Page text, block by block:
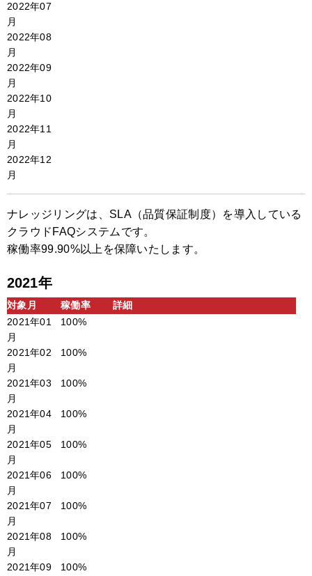
2022年07
月
2022年08
月
2022年09
月
2022年10
月
2022年11
月
2022年12
月
ナレッジリングは、SLA（品質保証制度）を導入している
クラウドFAQシステムです。
稼働率99.90%以上を保障いたします。
2021年
対象月 稼働率
詳細
2021年01
月
100%
2021年02
月
100%
2021年03
月
100%
2021年04
月
100%
2021年05
月
100%
2021年06
月
100%
2021年07
月
100%
2021年08
月
100%
2021年09
100%